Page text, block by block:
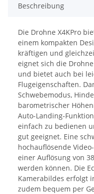
Beschreibung
Die Drohne X4KPro
einem kompakten
kräftigen und
eignet sich die
und bietet auch bei
Flugeigenschaften.
Schwebemodus,
barometrischer
Auto-Landing-
einfach zu bedienen
gut geeignet. Eine
hochauflösende
einer Auflösung von
werden können. Die
Kamerabildes erfolgt
zudem bequem per